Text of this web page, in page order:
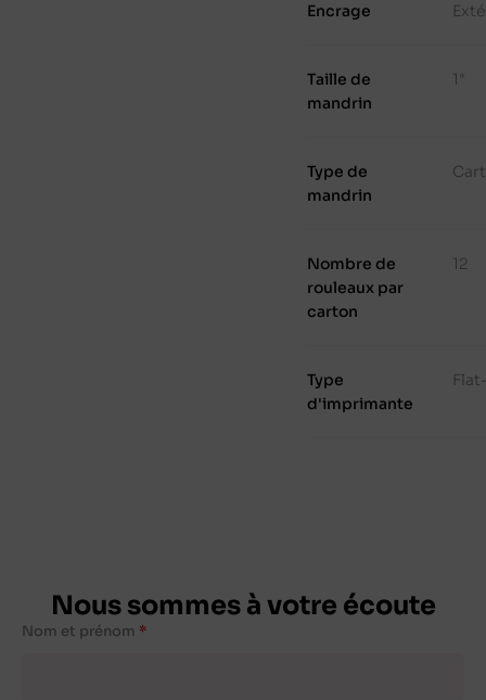
Encrage
Taille de
mandrin
1"
Type de
mandrin
Nombre de
rouleaux par
carton
12
Type
d'imprimante
Nous sommes à votre écoute
Nom et prénom